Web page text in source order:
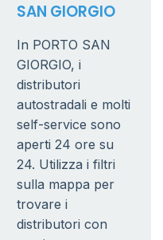
SAN GIORGIO
In PORTO SAN
GIORGIO, i
distributori
autostradali e molti
self-service sono
aperti 24 ore su
24. Utilizza i filtri
sulla mappa per
trovare i
distributori con